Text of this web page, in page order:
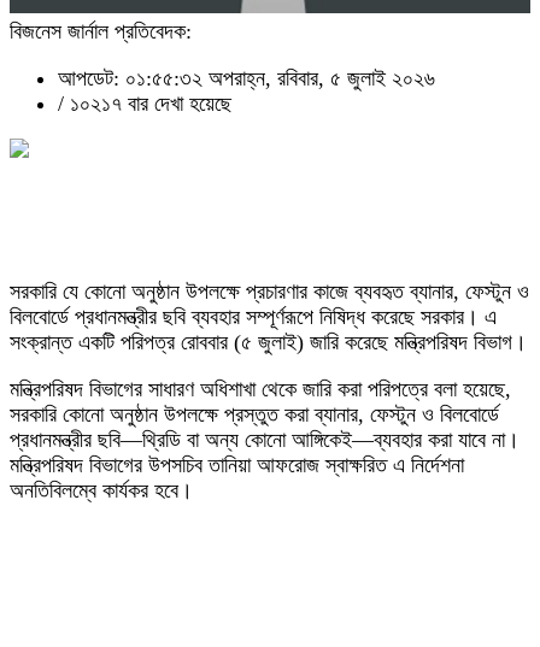
বিজনেস জার্নাল প্রতিবেদক:
আপডেট: ০১:৫৫:৩২ অপরাহ্ন, রবিবার, ৫ জুলাই ২০২৬
/ ১০২১৭ বার দেখা হয়েছে
সরকারি যে কোনো অনুষ্ঠান উপলক্ষে প্রচারণার কাজে ব্যবহৃত ব্যানার, ফেস্টুন ও
বিলবোর্ডে প্রধানমন্ত্রীর ছবি ব্যবহার সম্পূর্ণরূপে নিষিদ্ধ করেছে সরকার। এ
সংক্রান্ত একটি পরিপত্র রোববার (৫ জুলাই) জারি করেছে মন্ত্রিপরিষদ বিভাগ।
মন্ত্রিপরিষদ বিভাগের সাধারণ অধিশাখা থেকে জারি করা পরিপত্রে বলা হয়েছে,
সরকারি কোনো অনুষ্ঠান উপলক্ষে প্রস্তুত করা ব্যানার, ফেস্টুন ও বিলবোর্ডে
প্রধানমন্ত্রীর ছবি—থ্রিডি বা অন্য কোনো আঙ্গিকেই—ব্যবহার করা যাবে না।
মন্ত্রিপরিষদ বিভাগের উপসচিব তানিয়া আফরোজ স্বাক্ষরিত এ নির্দেশনা
অনতিবিলম্বে কার্যকর হবে।